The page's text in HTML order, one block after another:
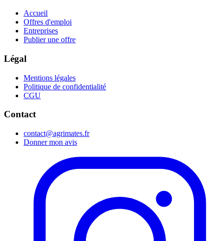
Accueil
Offres d'emploi
Entreprises
Publier une offre
Légal
Mentions légales
Politique de confidentialité
CGU
Contact
contact@agrimates.fr
Donner mon avis